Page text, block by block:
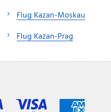
Flug Kazan-Moskau
Flug Kazan-Prag